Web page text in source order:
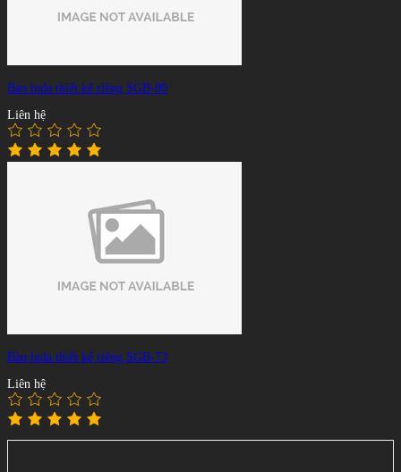
Bàn bida thiết kế riêng SGB-80
Liên hệ
Bàn bida thiết kế riêng SGB-73
Liên hệ